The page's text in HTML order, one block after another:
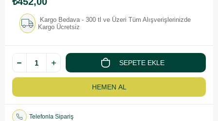
Kargo Bedava - 300 tl ve Üzeri Tüm Alışverişlerinizde
Kargo Ücretsiz
Telefonla Sipariş